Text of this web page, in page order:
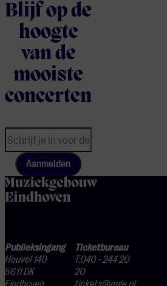
Blijf op de
hoogte
van de
mooiste
concerten
Aanmelden
Publieksingang
Heuvel 140
5611 DK
Ticketbureau
T.040 - 244 20
20